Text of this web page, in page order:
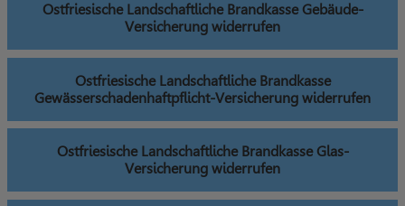
Ostfriesische Landschaftliche Brandkasse Gebäude-
Versicherung widerrufen
Ostfriesische Landschaftliche Brandkasse
Gewässerschadenhaftpflicht-Versicherung widerrufen
Ostfriesische Landschaftliche Brandkasse Glas-
Versicherung widerrufen